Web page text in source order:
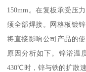
150mm。在复板承受压
须全部焊接。网格板镀
将直接影响公司产品的
原因分析如下。锌浴温
430℃时，锌与铁的扩散